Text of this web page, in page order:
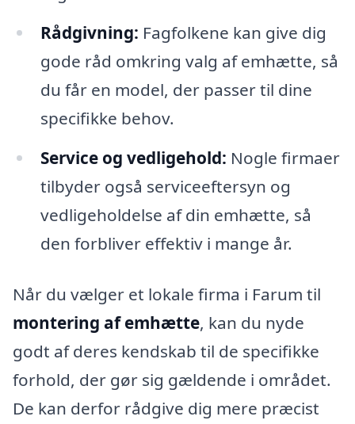
Rådgivning: Fagfolkene kan give dig
gode råd omkring valg af emhætte, så
du får en model, der passer til dine
specifikke behov.
Service og vedligehold: Nogle firmaer
tilbyder også serviceeftersyn og
vedligeholdelse af din emhætte, så
den forbliver effektiv i mange år.
Når du vælger et lokale firma i Farum til
montering af emhætte, kan du nyde
godt af deres kendskab til de specifikke
forhold, der gør sig gældende i området.
De kan derfor rådgive dig mere præcist